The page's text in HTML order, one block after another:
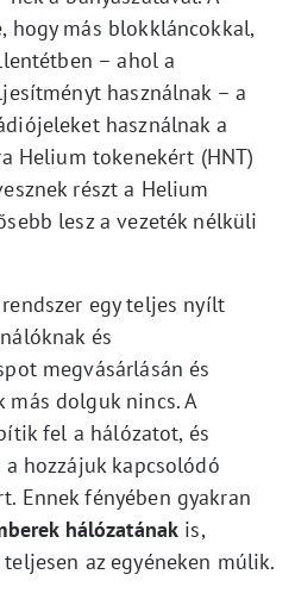
hogy más blokkláncokkal,
– ahol a
használnak – a
használnak a
Helium tokenekért (HNT)
részt a Helium
lesz a vezeték nélküli
egy teljes nyílt
és
megvásárlásán és
dolguk nincs. A
fel a hálózatot, és
hozzájuk kapcsolódó
Ennek fényében gyakran
hálózatának is,
az egyéneken múlik.